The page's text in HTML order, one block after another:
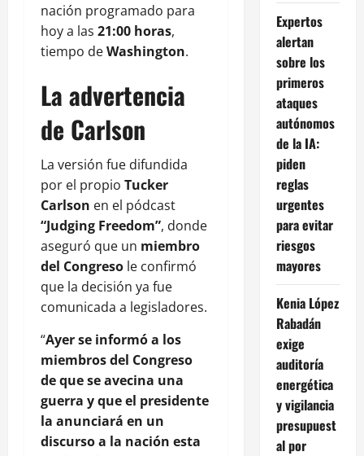
nación programado para
hoy a las 21:00 horas,
tiempo deWashington.
La advertencia
de Carlson
La versión fue difundida
por el propio Tucker
Carlson en el pódcast
“Judging Freedom”, donde
aseguró que un miembro
del Congreso le confirmó
que la decisión ya fue
comunicada a legisladores.
“Ayer se informó a los
miembros del Congreso
de que se avecina una
guerra y que el presidente
la anunciará en un
discurso a la nación esta
Expertos
alertan
sobre los
primeros
ataques
autónomos
de la IA:
piden
reglas
urgentes
para evitar
riesgos
mayores
Kenia López
Rabadán
exige
auditoría
energética
y vigilancia
presupuest
al por